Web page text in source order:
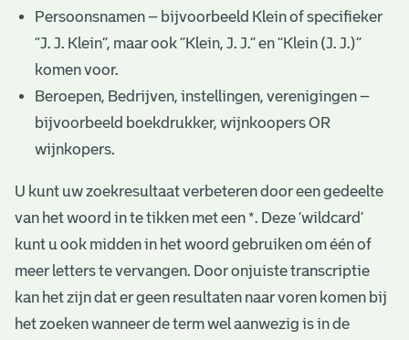
Persoonsnamen – bijvoorbeeld Klein of specifieker
“J. J. Klein”, maar ook ”Klein, J. J.” en “Klein (J. J.)”
komen voor.
Beroepen, Bedrijven, instellingen, verenigingen –
bijvoorbeeld boekdrukker, wijnkoopers OR
wijnkopers.
U kunt uw zoekresultaat verbeteren door een gedeelte
van het woord in te tikken met een *. Deze ‘wildcard’
kunt u ook midden in het woord gebruiken om één of
meer letters te vervangen. Door onjuiste transcriptie
kan het zijn dat er geen resultaten naar voren komen bij
het zoeken wanneer de term wel aanwezig is in de